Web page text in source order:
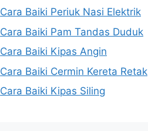
Cara Baiki Periuk Nasi Elektrik
Cara Baiki Pam Tandas Duduk
Cara Baiki Kipas Angin
Cara Baiki Cermin Kereta Retak
Cara Baiki Kipas Siling